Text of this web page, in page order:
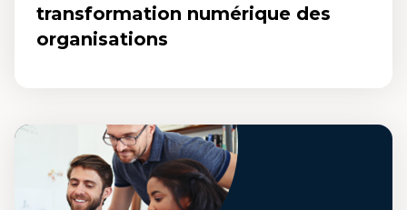
transformation numérique des
organisations
numérique des organisations
Un microcertificat qui te permet de développer les aptitudes
requises pour élaborer et administrer des projets d'intelligence
artificielle (IA) en privilégiant la dimension éthique et humaine.